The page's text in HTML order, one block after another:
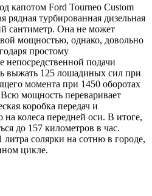
капотом Ford Tourneo Custom
рядная турбированная дизельная
сантиметр. Она не может
мощностью, однако, довольно
простому
непосредственной подачи
выжать 125 лошадиных сил при
момента при 1450 оборотах
мощность переваривает
коробка передач и
на колеса передней оси. В итоге,
до 157 километров в час.
литра солярки на сотню в городе,
цикле.